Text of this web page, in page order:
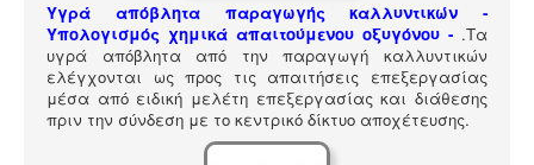
Υγρά απόβλητα παραγωγής καλλυντικών -
Υπολογισμός χημικά απαιτούμενου οξυγόνου - .Τα
υγρά απόβλητα από την παραγωγή καλλυντικών
ελέγχονται ως προς τις απαιτήσεις επεξεργασίας
μέσα από ειδική μελέτη επεξεργασίας και διάθεσης
πριν την σύνδεση με το κεντρικό δίκτυο αποχέτευσης.